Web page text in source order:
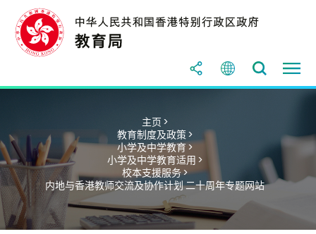
主页 >
教育制度及政策 >
小学及中学教育 >
小学及中学教育适用 >
校本支援服务 >
内地与香港教师交流及协作计划 二十周年专题网站